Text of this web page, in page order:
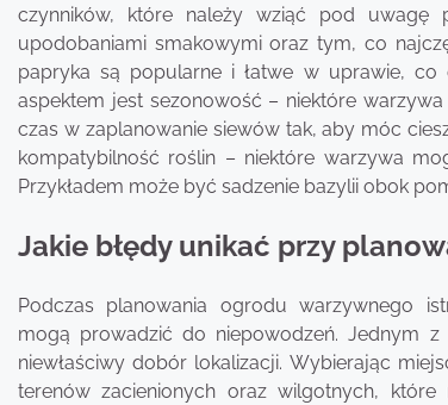
czynników, które należy wziąć pod uwagę
upodobaniami smakowymi oraz tym, co
papryka są popularne i łatwe w uprawie, co
aspektem jest sezonowość – niektóre
czas w zaplanowanie siewów tak, aby móc
kompatybilność roślin – niektóre warzywa
Przykładem może być sadzenie bazylii obok
Jakie błędy unikać przy
Podczas planowania ogrodu warzywnego
mogą prowadzić do niepowodzeń. Jednym z
niewłaściwy dobór lokalizacji. Wybierając
terenów zacienionych oraz wilgotnych,